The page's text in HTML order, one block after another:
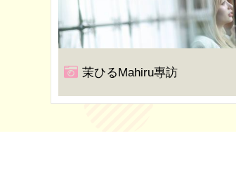
茉ひるMahiru專訪